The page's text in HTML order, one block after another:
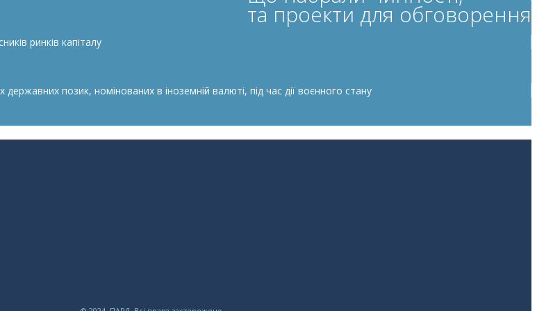
та проекти для обговорення
ринків капіталу
позик, номінованих в іноземній валюті, під час дії воєнного стану